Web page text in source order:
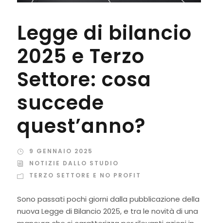
Legge di bilancio
2025 e Terzo
Settore: cosa
succede
quest’anno?
9 GENNAIO 2025
NOTIZIE DALLO STUDIO
TERZO SETTORE E NO PROFIT
Sono passati pochi giorni dalla pubblicazione della
nuova Legge di Bilancio 2025, e tra le novità di una